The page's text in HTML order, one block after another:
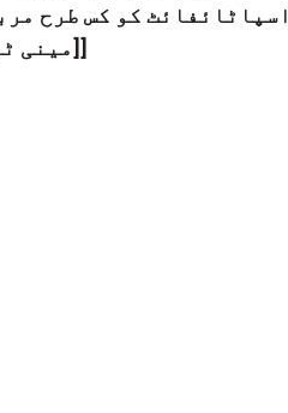
اسپاٹائفائٹ کو کس طرح
[[مینی